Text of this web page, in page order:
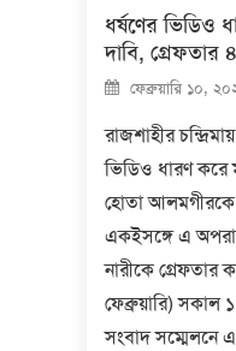
ধর্ষণের ভিডিও
দাবি, গ্রেফতার ৪
Posted
on
ফেব্রুয়ারি ১০,
রাজশাহীর
ভিডিও ধারণ করে
হোতা আলমগীরকে
একইসঙ্গে এ
নারীকে গ্রেফতার
ফেব্রুয়ারি) সকাল
সংবাদ সম্মেলনে